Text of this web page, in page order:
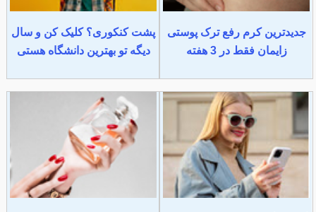
جدیدترین کرم رفع ترک پوستی
زایمان فقط در 3 هفته
پشت کنکوری؟ کلیک کن و سال
دیگه تو بهترین دانشگاه هستی